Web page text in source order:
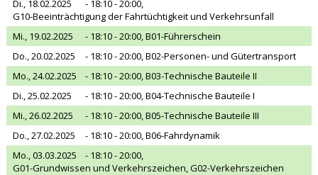
Di., 18.02.2025
- 18:10 - 20:00,
G10-Beeinträchtigung der Fahrtüchtigkeit und Verkehrsunfall
Mi., 19.02.2025
- 18:10 - 20:00,B01-Führerschein
Do., 20.02.2025
- 18:10 - 20:00,B02-Personen- und Gütertransport
Mo., 24.02.2025
- 18:10 - 20:00,B03-Technische Bauteile II
Di., 25.02.2025
- 18:10 - 20:00,B04-Technische Bauteile I
Mi., 26.02.2025
- 18:10 - 20:00,B05-Technische Bauteile III
Do., 27.02.2025
- 18:10 - 20:00,B06-Fahrdynamik
Mo., 03.03.2025
- 18:10 - 20:00,
G01-Grundwissen und Verkehrszeichen, G02-Verkehrszeichen